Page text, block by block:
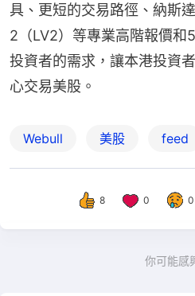
具、更短的交易路徑、納斯
2（LV2）等專業高階報價
投資者的需求，讓本港投資
心交易美股。
Webull 美股 feed
8 0 0
你可能感